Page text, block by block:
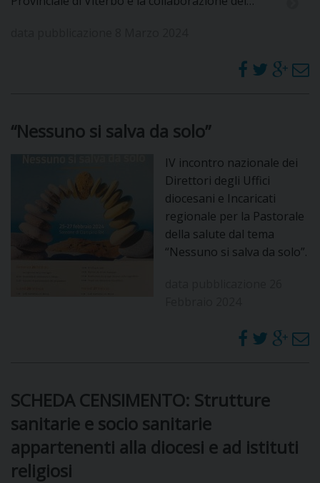
“Nessuno si salva da solo”
IV incontro nazionale dei
Direttori degli Uffici
diocesani e Incaricati
regionale per la Pastorale
della salute dal tema
“Nessuno si salva da solo”.
SCHEDA CENSIMENTO: Strutture
sanitarie e socio sanitarie
appartenenti alla diocesi e ad istituti
religiosi